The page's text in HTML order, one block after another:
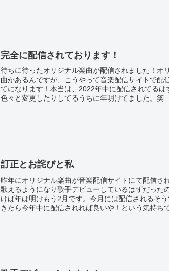
完全に配信されております！
待ちに待ったオリジナル楽曲が配信されました！オ
曲かあるんですが、こうやって音楽配信サイトで配
てになります！本当は、2022年中に配信されてるは
色々と変更したりしてるうちに年明けてました。笑
訂正とお詫びと私
昨年にオリジナル楽曲が音楽配信サイトにて配信さ
歌えるようになり歌手デビューしているはずだった
けば年は明けもう2月です。今月には配信されるそ
きたら今年中に配信されれば良いや！という気持ち